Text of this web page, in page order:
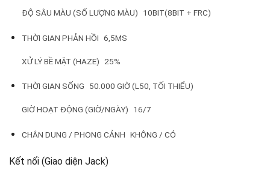
ĐỘ SÂU MÀU (SỐ LƯỢNG MÀU) 10BIT(8BIT + FRC)
THỜI GIAN PHẢN HỒI 6,5MS
XỬ LÝ BỀ MẶT (HAZE) 25%
THỜI GIAN SỐNG 50.000 GIỜ (L50, TỐI THIỂU)
GIỜ HOẠT ĐỘNG (GIỜ/NGÀY) 16/7
CHÂN DUNG / PHONG CẢNH KHÔNG / CÓ
Kết nối (Giao diện Jack)